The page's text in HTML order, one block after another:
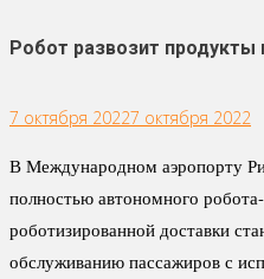
Робот развозит продукты
7 октября 20227 октября 2022
В Международном аэропорту
полностью автономного
роботизированной доставки
обслуживанию пассажиров с